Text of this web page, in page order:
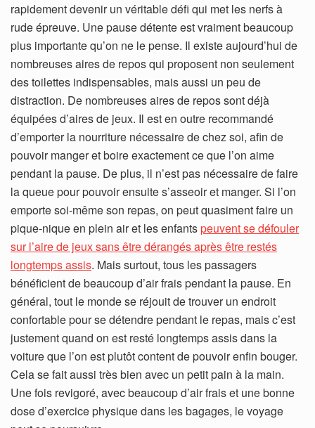
rapidement devenir un véritable défi qui met les nerfs à
rude épreuve. Une pause détente est vraiment beaucoup
plus importante qu’on ne le pense. Il existe aujourd’hui de
nombreuses aires de repos qui proposent non seulement
des toilettes indispensables, mais aussi un peu de
distraction. De nombreuses aires de repos sont déjà
équipées d’aires de jeux. Il est en outre recommandé
d’emporter la nourriture nécessaire de chez soi, afin de
pouvoir manger et boire exactement ce que l’on aime
pendant la pause. De plus, il n’est pas nécessaire de faire
la queue pour pouvoir ensuite s’asseoir et manger. Si l’on
emporte soi-même son repas, on peut quasiment faire un
pique-nique en plein air et les enfantspeuvent se défouler
sur l’aire de jeux sans être dérangés après être restés
longtemps assis. Mais surtout, tous les passagers
bénéficient de beaucoup d’air frais pendant la pause. En
général, tout le monde se réjouit de trouver un endroit
confortable pour se détendre pendant le repas, mais c’est
justement quand on est resté longtemps assis dans la
voiture que l’on est plutôt content de pouvoir enfin bouger.
Cela se fait aussi très bien avec un petit pain à la main.
Une fois revigoré, avec beaucoup d’air frais et une bonne
dose d’exercice physique dans les bagages, le voyage